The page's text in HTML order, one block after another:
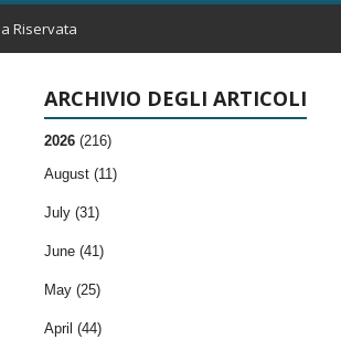
Riservata
ARCHIVIO DEGLI ARTICOLI
2026 (216)
August (11)
July (31)
June (41)
May (25)
April (44)